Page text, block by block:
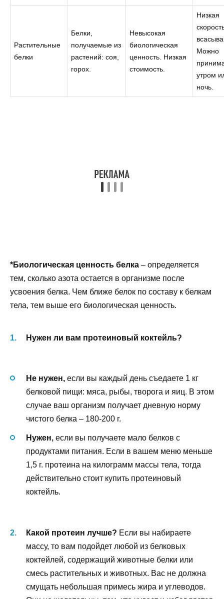
Растительные
белки
Белки,
получаемые из
растений: соя,
горох.
Невысокая
биологическая
ценность. Низкая
стоимость.
Низкая
Можно
утром
ночь.
*Биологическая ценность белка – определяется
тем, сколько азота остается в организме после
усвоения белка. Чем ближе белок по составу к белкам
тела, тем выше его биологическая ценность.
Нужен ли вам протеиновый коктейль?
Не нужен, если вы каждый день съедаете 1 кг
белковой пищи: мяса, рыбы, творога и яиц. В этом
случае ваш организм получает дневную норму
чистого белка – 180-200 г.
Нужен, если вы получаете мало белков с
продуктами питания. Если в вашем меню меньше
1,5 г. протеина на килограмм массы тела, тогда
действительно стоит купить протеиновый
коктейль.
Какой протеин лучше? Если вы набираете
массу, то вам подойдет любой из белковых
коктейлей, содержащий животные белки или
смесь растительных и животных. Вас не должна
смущать небольшая примесь жира и углеводов.